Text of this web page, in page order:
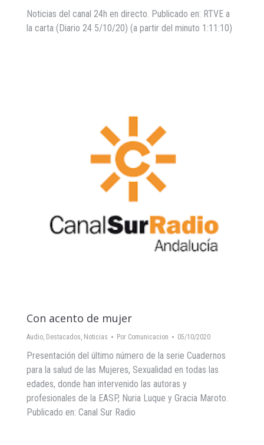
Noticias del canal 24h en directo. Publicado en: RTVE a
la carta (Diario 24 5/10/20) (a partir del minuto 1:11:10)
Con acento de mujer
Audio, Destacados, Noticias Por Comunicacion 05/10/2020
Presentación del último número de la serie Cuadernos
para la salud de las Mujeres, Sexualidad en todas las
edades, donde han intervenido las autoras y
profesionales de la EASP, Nuria Luque y Gracia Maroto.
Publicado en: Canal Sur Radio